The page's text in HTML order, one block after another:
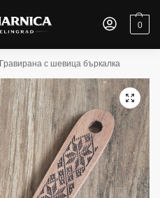
0
Гравирана с шевица бъркалка